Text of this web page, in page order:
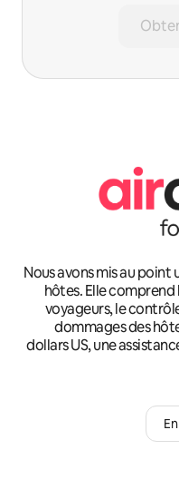
Nous avons mis au
hôtes. Elle
voyageurs, le
dommages des
dollars US, une